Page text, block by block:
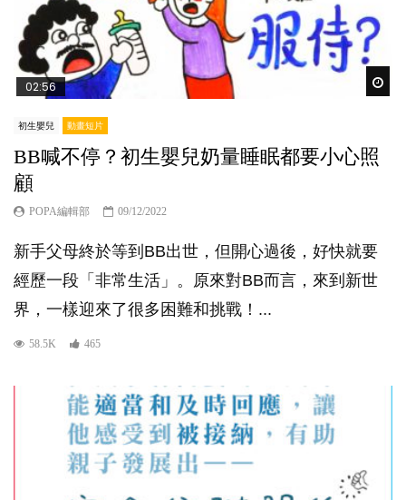
02:56
初生嬰兒 動畫短片
BB喊不停？初生嬰兒奶量睡眠都要小心照
顧
POPA編輯部 09/12/2022
新手父母終於等到BB出世，但開心過後，好快就要
經歷一段「非常生活」。原來對BB而言，來到新世
界，一樣迎來了很多困難和挑戰！...
58.5K 465